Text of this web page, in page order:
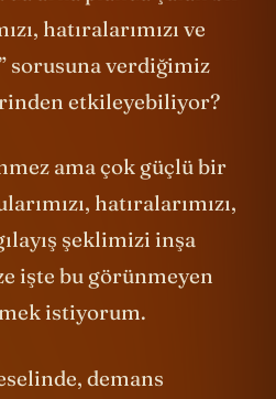
hatıralarımızı ve
sorusuna verdiğimiz
etkileyebiliyor?
ama çok güçlü bir
hatıralarımızı,
şeklimizi inşa
işte bu görünmeyen
istiyorum.
demans